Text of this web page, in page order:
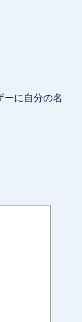
ーに自分の名